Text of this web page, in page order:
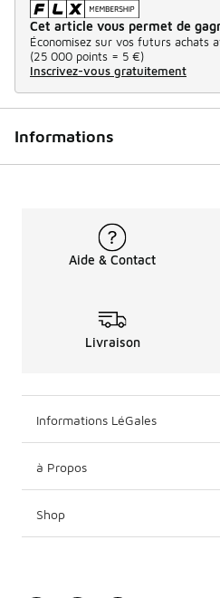
Cet article vous permet de
Économisez sur vos futurs achats
(25 000 points = 5 €)
Inscrivez-vous gratuitement
Informations
Aide & Contact
Livraison
Informations LéGales
à Propos
Shop